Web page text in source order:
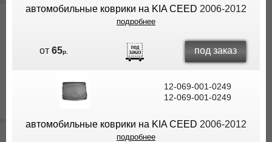
автомобильные коврики на KIA CEED 2006-2012
подробнее
от65р. под заказ
12-069-001-0249
12-069-001-0249
автомобильные коврики на KIA CEED 2006-2012
подробнее